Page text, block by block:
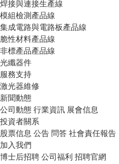
焊接與連接生產線
模組檢測產品線
集成電路與電路板產品線
脆性材料產品線
非標產品產品線
光纖器件
服務支持
激光器維修
新聞動態
公司動態 行業資訊 展會信息
投資者關系
股票信息 公告 問答 社會責任報告
加入我們
博士后招聘 公司福利 招聘官網